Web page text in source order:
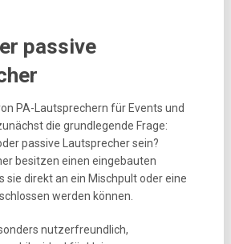
passive
PA-Lautsprechern für Events und
die grundlegende Frage:
passive Lautsprecher sein?
besitzen einen eingebauten
sie direkt an ein Mischpult oder eine
werden können.
nutzerfreundlich,